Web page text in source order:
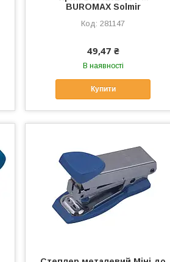
BUROMAX Solmir
281147
49,47 ₴
В наявності
Купити